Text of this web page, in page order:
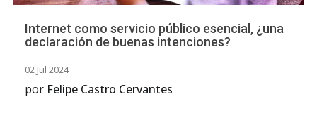
Internet como servicio público esencial, ¿una
declaración de buenas intenciones?
02 Jul 2024
por Felipe Castro Cervantes